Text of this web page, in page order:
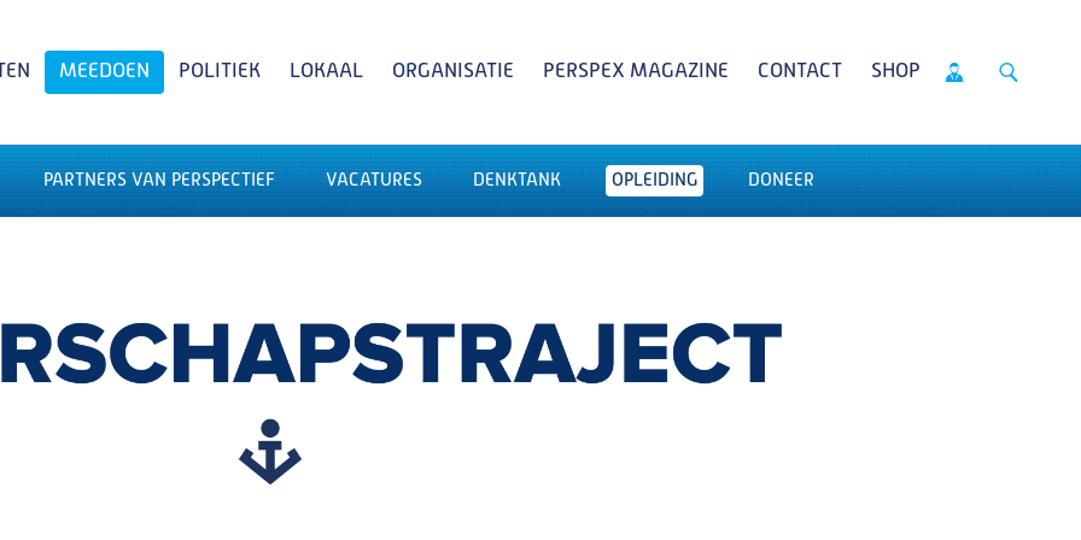
MEEDOEN POLITIEK LOKAAL ORGANISATIE PERSPEX MAGAZINE CONTACT SHOP
Zoeken
PARTNERS VAN PERSPECTIEF VACATURES DENKTANK OPLEIDING DONEER